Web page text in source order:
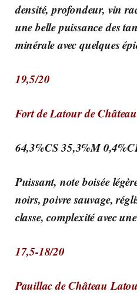
densité, profondeur, vin
une belle puissance des
minérale avec quelques
19,5/20
Fort de Latour de
64,3%CS 35,3%M
Puissant, note boisée
noirs, poivre sauvage,
classe, complexité avec
17,5-18/20
Pauillac de Château